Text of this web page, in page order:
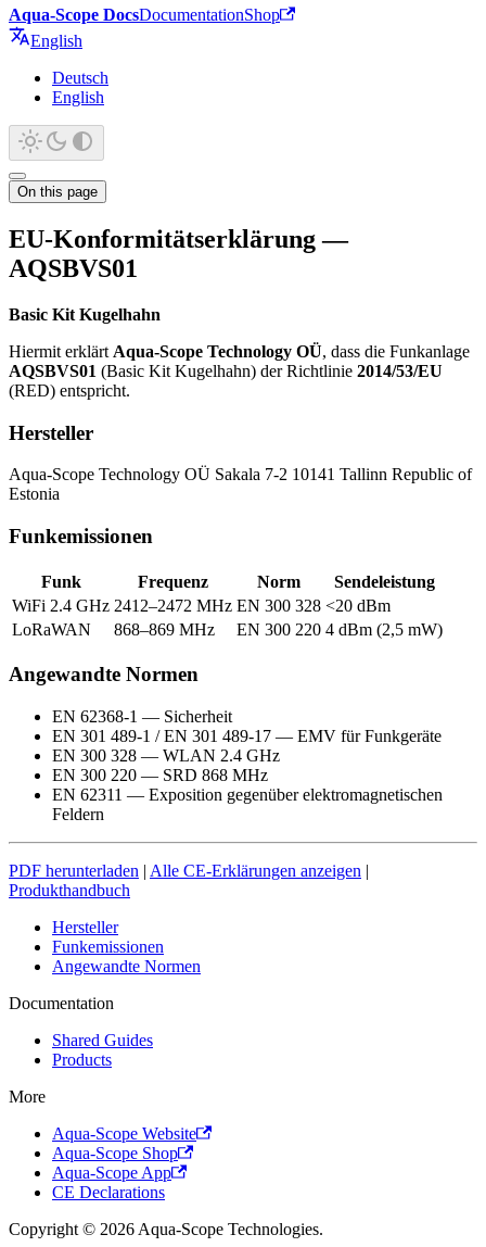
Aqua-Scope DocsDocumentationShop
English
Deutsch
English
On this page
EU-Konformitätserklärung —
AQSBVS01
Basic Kit Kugelhahn
Hiermit erklärt Aqua-Scope Technology OÜ, dass die Funkanlage
AQSBVS01 (Basic Kit Kugelhahn) der Richtlinie 2014/53/EU
(RED) entspricht.
Hersteller
Aqua-Scope Technology OÜ Sakala 7-2 10141 Tallinn Republic of
Estonia
Funkemissionen
Funk Frequenz Norm
Sendeleistung
WiFi 2.4 GHz 2412–2472 MHz EN 300 328 <20 dBm
LoRaWAN
868–869 MHz EN 300 220 4 dBm (2,5 mW)
Angewandte Normen
EN 62368-1 — Sicherheit
EN 301 489-1 / EN 301 489-17 — EMV für Funkgeräte
EN 300 328 — WLAN 2.4 GHz
EN 300 220 — SRD 868 MHz
EN 62311 — Exposition gegenüber elektromagnetischen
Feldern
PDF herunterladen | Alle CE-Erklärungen anzeigen |
Produkthandbuch
Hersteller
Funkemissionen
Angewandte Normen
Documentation
Shared Guides
Products
More
Aqua-Scope Website
Aqua-Scope Shop
Aqua-Scope App
CE Declarations
Copyright © 2026 Aqua-Scope Technologies.